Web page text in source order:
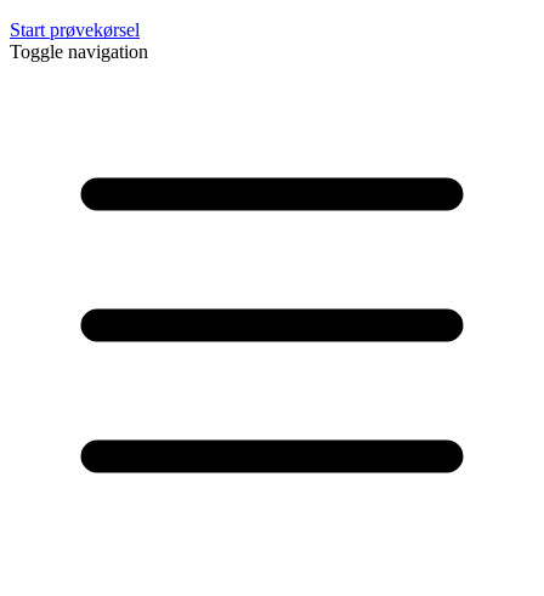
Start prøvekørsel
Toggle navigation